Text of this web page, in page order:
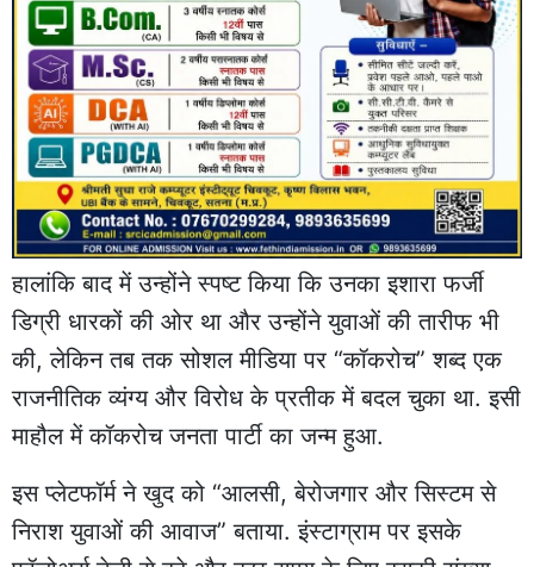
हालांकि बाद में उन्होंने स्पष्ट किया कि उनका इशारा फर्जी
डिग्री धारकों की ओर था और उन्होंने युवाओं की तारीफ भी
की, लेकिन तब तक सोशल मीडिया पर “कॉकरोच” शब्द एक
राजनीतिक व्यंग्य और विरोध के प्रतीक में बदल चुका था. इसी
माहौल में कॉकरोच जनता पार्टी का जन्म हुआ.
इस प्लेटफॉर्म ने खुद को “आलसी, बेरोजगार और सिस्टम से
निराश युवाओं की आवाज” बताया. इंस्टाग्राम पर इसके